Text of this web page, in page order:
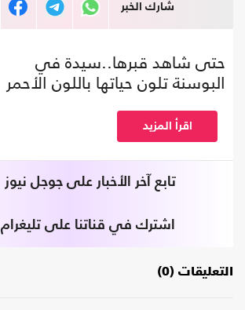
شارك الخبر
حتى شاهد قبرها..سيدة في
البوسنة تلون حياتها باللون الأحمر
اقرأ المزيد
تابع آخر الأخبار على جوجل نيوز
اشترك في قناتنا على تليغرام
التعليقات (0)